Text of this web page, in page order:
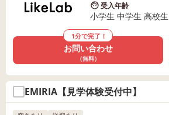
受入年齢
小学生 中学生 高校生
1分で完了！
お問い合わせ
（無料）
EMIRIA【見学体験受付中】